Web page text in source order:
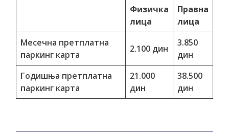
Физичка
лица
Правна
лица
Месечна претплатна
паркинг карта
2.100 дин
3.850
дин
Годишња претплатна
паркинг карта
21.000
дин
38.500
дин